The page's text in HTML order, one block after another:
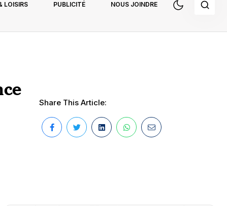
LOISIRS PUBLICITÉ NOUS JOINDRE
Share This Article: